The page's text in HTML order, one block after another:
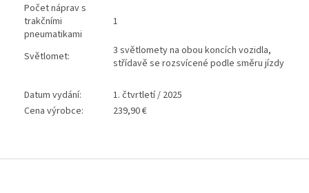
Počet náprav s
trakčními
pneumatikami
1
Světlomet:
3 světlomety na obou koncích vozidla,
střídavě se rozsvícené podle směru jízdy
Datum vydání:
1. čtvrtletí / 2025
Cena výrobce:
239,90 €